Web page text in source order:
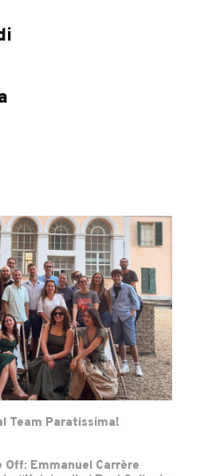
Team Paratissima!
Off: Emmanuel Carrère